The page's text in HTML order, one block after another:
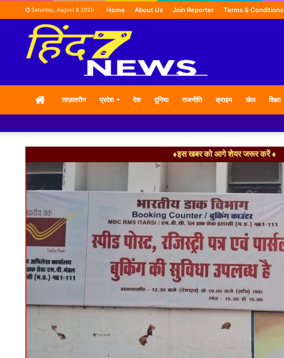
Saturday, August 8 2026 Home About Us Join Reporter Terms & Conditions
HOMEताज़ातरीन प्रदेश देश दुनिया राजनीति क्राइम खेल शिक्षा
♦इस खबर को आगे शेयर जरूर करें ♦